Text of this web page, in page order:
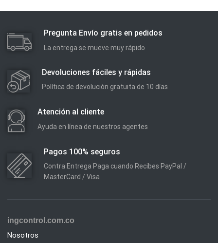
Pregunta Envío gratis en pedidos
La entrega se mueve muy rápido
Devoluciones fáciles y rápidas
Política de devolución gratuita de 10 días
Atención al cliente
Ayuda en línea de nuestros agentes
Pagos 100% seguros
Contra Entrega Paga cuando Recibes PayPal /
MasterCard / Visa
ingcontrol.com.co
Nosotros